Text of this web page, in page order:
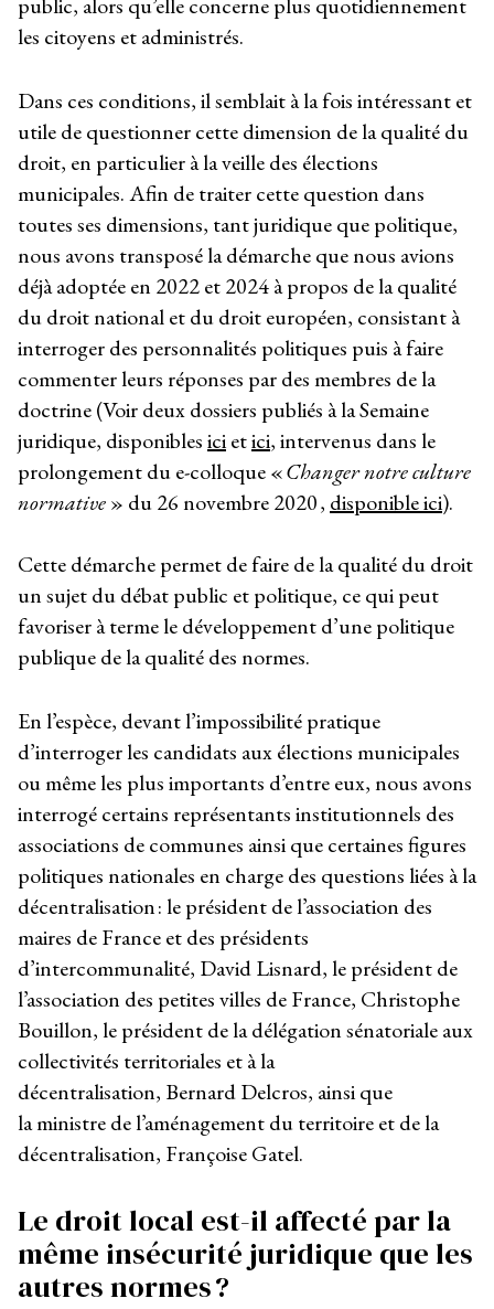
les citoyens et administrés.
Dans ces conditions, il semblait à la fois intéressant et
utile de questionner cette dimension de la qualité du
droit, en particulier à la veille des élections
municipales. Afin de traiter cette question dans
toutes ses dimensions, tant juridique que politique,
nous avons transposé la démarche que nous avions
déjà adoptée en 2022 et 2024 à propos de la qualité
du droit national et du droit européen, consistant à
interroger des personnalités politiques puis à faire
commenter leurs réponses par des membres de la
doctrine (Voir deux dossiers publiés à la Semaine
juridique, disponiblesicietici, intervenus dans le
prolongement du e-colloque «Changer notre culture
normative» du 26 novembre 2020 , disponible ici).
Cette démarche permet de faire de la qualité du droit
un sujet du débat public et politique, ce qui peut
favoriser à terme le développement d’une politique
publique de la qualité des normes.
En l’espèce, devant l’impossibilité pratique
d’interroger les candidats aux élections municipales
ou même les plus importants d’entre eux, nous avons
interrogé certains représentants institutionnels des
associations de communes ainsi que certaines figures
politiques nationales en charge des questions liées à la
décentralisation : le président de l’association des
maires de France et des présidents
d’intercommunalité, David Lisnard, le président de
l’association des petites villes de France, Christophe
Bouillon, le président de la délégation sénatoriale aux
collectivités territoriales et à la
décentralisation, Bernard Delcros, ainsi que
la ministre de l’aménagement du territoire et de la
décentralisation, Françoise Gatel.
Le droit local est-il affecté par la
même insécurité juridique que les
autres normes ?